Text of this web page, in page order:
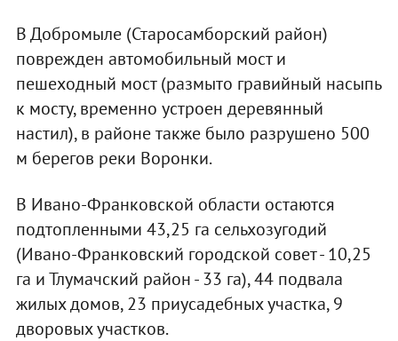
В Добромыле (Старосамборский район)
поврежден автомобильный мост и
пешеходный мост (размыто гравийный насыпь
к мосту, временно устроен деревянный
настил), в районе также было разрушено 500
м берегов реки Воронки.
В Ивано-Франковской области остаются
подтопленными 43,25 га сельхозугодий
(Ивано-Франковский городской совет - 10,25
га и Тлумачский район - 33 га), 44 подвала
жилых домов, 23 приусадебных участка, 9
дворовых участков.